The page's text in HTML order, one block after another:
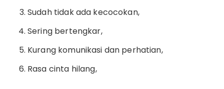
Sudah tidak ada kecocokan,
Sering bertengkar,
Kurang komunikasi dan perhatian,
Rasa cinta hilang,